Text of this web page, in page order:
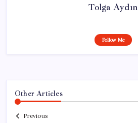
Tolga Aydın
Follow Me
Other Articles
Previous